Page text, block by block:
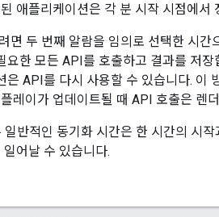
애플리케이션은 각 분 시작 시점에
면 두 번째 알람을 임의로 선택한 시
요한 모든 API를 호출하고 결과를 저
은 API를 다시 사용할 수 있습니다. 이
레이가 업데이트될 때 API 호출은 렌
일반적인 동기화 시간은 한 시간의 시
어날 수 있습니다.